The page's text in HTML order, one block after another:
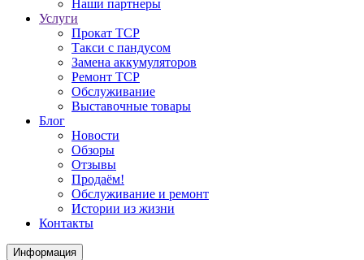
Наши партнеры
Услуги
Прокат ТСР
Такси с пандусом
Замена аккумуляторов
Ремонт ТСР
Обслуживание
Выставочные товары
Блог
Новости
Обзоры
Отзывы
Продаём!
Обслуживание и ремонт
Истории из жизни
Контакты
Информация